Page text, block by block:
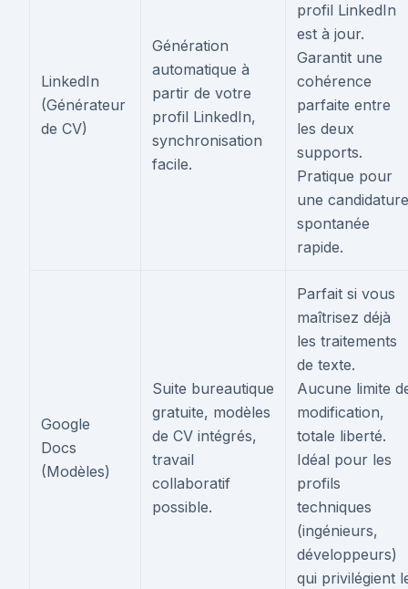
LinkedIn
(Générateur
de CV)
Génération
automatique à
partir de votre
profil LinkedIn,
synchronisation
facile.
profil LinkedIn
est à jour.
Garantit une
cohérence
parfaite entre
les deux
supports.
Pratique pour
une candidature
spontanée
rapide.
Google
Docs
(Modèles)
Suite bureautique
gratuite, modèles
de CV intégrés,
travail
collaboratif
possible.
Parfait si vous
maîtrisez déjà
les traitements
de texte.
Aucune limite
modification,
totale liberté.
Idéal pour les
profils
techniques
(ingénieurs,
développeurs)
qui privilégient